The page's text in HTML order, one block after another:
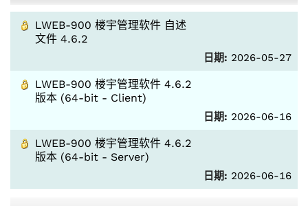
LWEB-900 楼宇管理软件 自述
文件 4.6.2
日期: 2026-05-27
LWEB-900 楼宇管理软件 4.6.2
版本 (64-bit - Client)
日期: 2026-06-16
LWEB-900 楼宇管理软件 4.6.2
版本 (64-bit - Server)
日期: 2026-06-16